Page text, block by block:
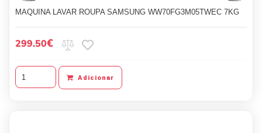
MAQUINA LAVAR ROUPA SAMSUNG WW70FG3M05TWEC 7KG
299.50€
Adicionar